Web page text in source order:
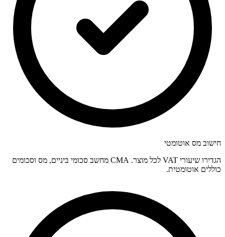
חישוב מס אוטומטי
הגדירו שיעורי VAT לכל מוצר. CMA מחשב סכומי ביניים, מס וסכומים
כוללים אוטומטית.